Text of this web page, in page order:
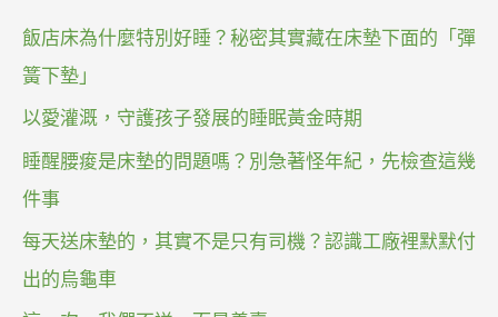
飯店床為什麼特別好睡？秘密其實藏在床墊下面的「彈
簧下墊」
以愛灌溉，守護孩子發展的睡眠黃金時期
睡醒腰痠是床墊的問題嗎？別急著怪年紀，先檢查這幾
件事
每天送床墊的，其實不是只有司機？認識工廠裡默默付
出的烏龜車